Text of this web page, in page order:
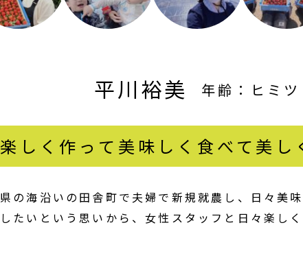
平川裕美 年齢：ヒミツ
楽しく作って美味しく食べて美
の海沿いの田舎町で夫婦で新規就農し、日々美
たいという思いから、女性スタッフと日々楽しく